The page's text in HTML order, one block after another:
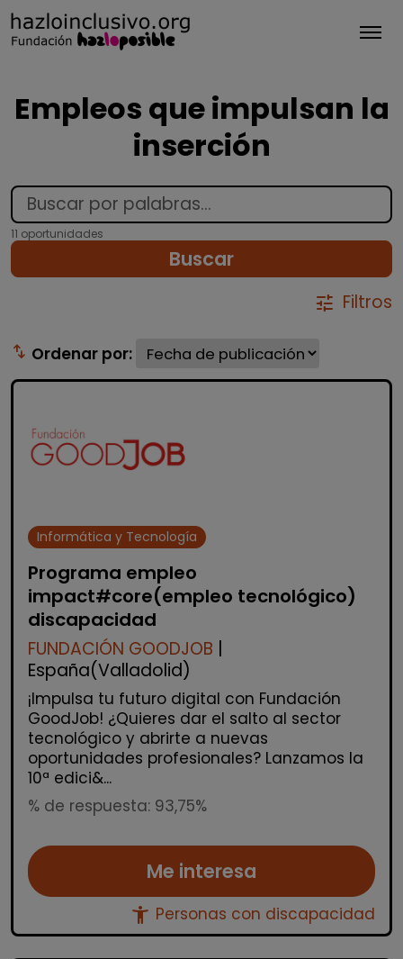
Empleos que impulsan la
inserción
11 oportunidades
Buscar
tune Filtros
swap_vert Ordenar por:
Informática y Tecnología
Programa empleo
impact#core(empleo tecnológico)
discapacidad
FUNDACIÓN GOODJOB
España(Valladolid)
¡Impulsa tu futuro digital con Fundación
GoodJob! ¿Quieres dar el salto al sector
tecnológico y abrirte a nuevas
oportunidades profesionales? Lanzamos la
10ª edici&...
% de respuesta: 93,75%
Me interesa
accessibility_new Personas con discapacidad